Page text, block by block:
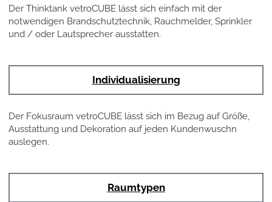
Der Thinktank vetroCUBE lässt sich einfach mit der
notwendigen Brandschutztechnik, Rauchmelder, Sprinkler
und / oder Lautsprecher ausstatten.
Individualisierung
Der Fokusraum vetroCUBE lässt sich im Bezug auf Größe,
Ausstattung und Dekoration auf jeden Kundenwuschn
auslegen.
Raumtypen